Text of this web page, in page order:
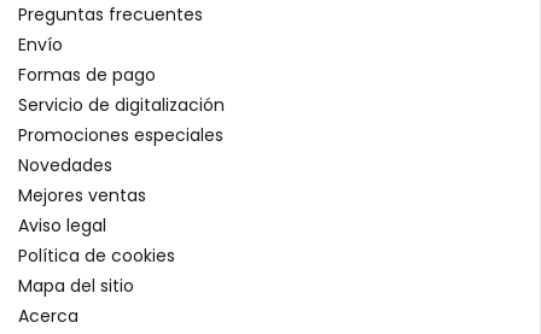
Preguntas frecuentes
Envío
Formas de pago
Servicio de digitalización
Promociones especiales
Novedades
Mejores ventas
Aviso legal
Política de cookies
Mapa del sitio
Acerca